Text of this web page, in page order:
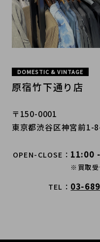
DOMESTIC & VINTAGE
原宿竹下通り店
〒150-0001
東京都渋谷区神宮前1-
OPEN-CLOSE 11:00
※買取受
TEL 03-